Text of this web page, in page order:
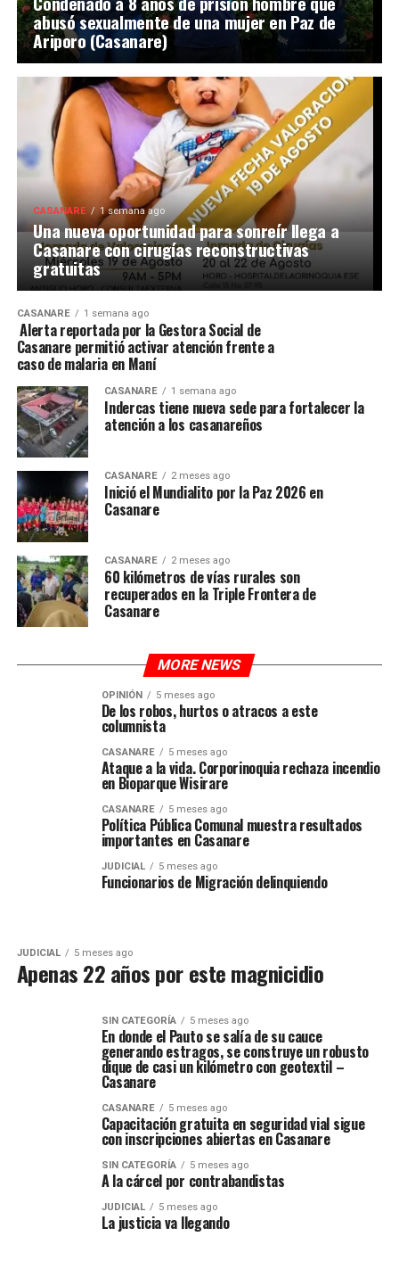
abusó sexualmente de una mujer en Paz de
Ariporo (Casanare)
CASANARE 1 semana ago
Una nueva oportunidad para sonreír llega a
Casanare con cirugías reconstructivas
gratuitas
CASANARE 1 semana ago
Alerta reportada por la Gestora Social de
Casanare permitió activar atención frente a
caso de malaria en Maní
CASANARE 1 semana ago
Indercas tiene nueva sede para fortalecer la
atención a los casanareños
CASANARE 2 meses ago
Inició el Mundialito por la Paz 2026 en
Casanare
CASANARE 2 meses ago
60 kilómetros de vías rurales son
recuperados en la Triple Frontera de
Casanare
MORE NEWS
OPINIÓN 5 meses ago
De los robos, hurtos o atracos a este
columnista
CASANARE 5 meses ago
Ataque a la vida. Corporinoquia rechaza incendio
en Bioparque Wisirare
CASANARE 5 meses ago
Política Pública Comunal muestra resultados
importantes en Casanare
JUDICIAL 5 meses ago
Funcionarios de Migración delinquiendo
JUDICIAL 5 meses ago
Apenas 22 años por este magnicidio
SIN CATEGORÍA 5 meses ago
En donde el Pauto se salía de su cauce
generando estragos, se construye un robusto
dique de casi un kilómetro con geotextil –
Casanare
CASANARE 5 meses ago
Capacitación gratuita en seguridad vial sigue
con inscripciones abiertas en Casanare
SIN CATEGORÍA 5 meses ago
A la cárcel por contrabandistas
JUDICIAL 5 meses ago
La justicia va llegando